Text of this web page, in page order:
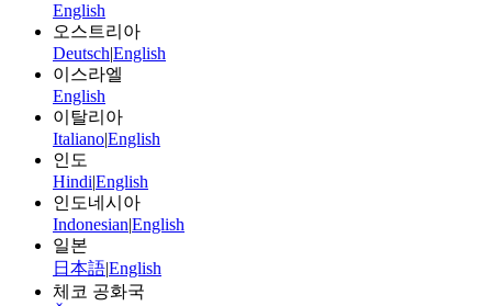
English
오스트리아
Deutsch|English
이스라엘
English
이탈리아
Italiano|English
인도
Hindi|English
인도네시아
Indonesian|English
일본
日本語|English
체코 공화국